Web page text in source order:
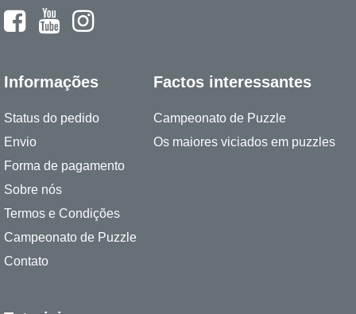
Informações
Status do pedido
Envio
Forma de pagamento
Sobre nós
Termos e Condições
Campeonato de Puzzle
Contato
Factos interessantes
Campeonato de Puzzle
Os maiores viciados em puzzles